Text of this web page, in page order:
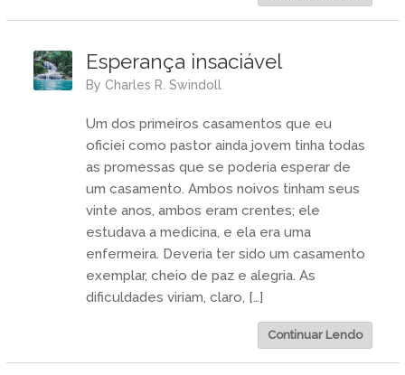
Esperança insaciável
by Charles R. Swindoll
Um dos primeiros casamentos que eu
oficiei como pastor ainda jovem tinha todas
as promessas que se poderia esperar de
um casamento. Ambos noivos tinham seus
vinte anos, ambos eram crentes; ele
estudava a medicina, e ela era uma
enfermeira. Deveria ter sido um casamento
exemplar, cheio de paz e alegria. As
dificuldades viriam, claro, […]
Continuar Lendo